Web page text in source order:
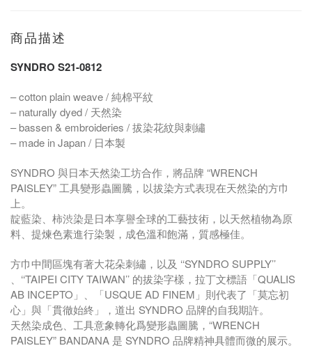
商品描述
SYNDRO S21-0812
– cotton plain weave / 純棉平紋
– naturally dyed / 天然染
– bassen & embroideries / 拔染花紋與刺繡
– made in Japan / 日本製
SYNDRO 與日本天然染工坊合作，將品牌 “WRENCH
PAISLEY” 工具變形蟲圖騰，以拔染方式表現在天然染的方巾
上。
靛藍染、柿渋染是日本享譽全球的工藝技術，以天然植物為原
料、提煉色素進行染製，成色溫和飽滿，質感極佳。
方巾中間區塊有著大花朵刺繡，以及 ‘‘SYNDRO SUPPLY’’
、‘‘TAIPEI CITY TAIWAN’’ 的拔染字樣，拉丁文標語「QUALIS
AB INCEPTO」、「USQUE AD FINEM」則代表了「莫忘初
心」與「貫徹始終」，道出 SYNDRO 品牌的自我期許。
天然染成色、工具意象轉化爲變形蟲圖騰，“WRENCH
PAISLEY” BANDANA 是 SYNDRO 品牌精神具體而微的展示。